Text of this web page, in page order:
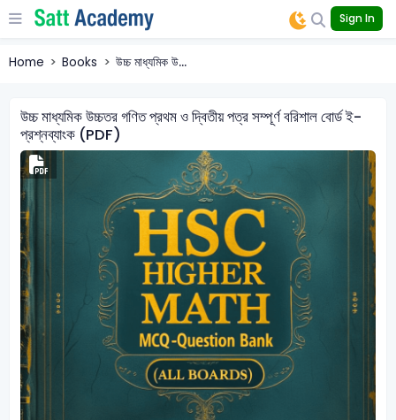
Sign In
Home Books উচ্চ মাধ্যমিক উ...
উচ্চ মাধ্যমিক উচ্চতর গণিত প্রথম ও দ্বিতীয় পত্র সম্পূর্ণ বরিশাল বোর্ড ই-
প্রশ্নব্যাংক (PDF)